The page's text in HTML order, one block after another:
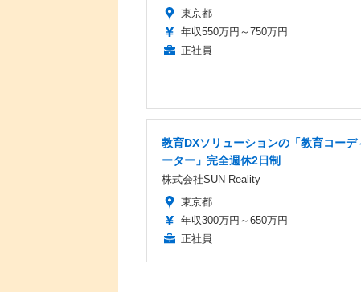
東京都
年収550万円～750万円
正社員
教育DXソリューションの「教育コーデ
ーター」完全週休2日制
株式会社SUN Reality
東京都
年収300万円～650万円
正社員